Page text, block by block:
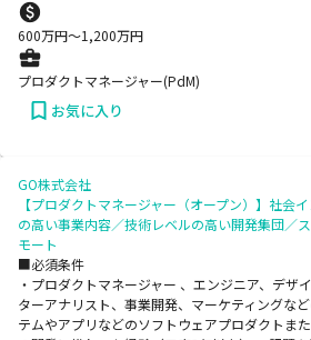
600万円〜1,200万円
プロダクトマネージャー(PdM)
お気に入り
GO株式会社
【プロダクトマネージャー（オープン）】社会
の高い事業内容／技術レベルの高い開発集団／
モート
■必須条件
・プロダクトマネージャー 、エンジニア、デザ
ターアナリスト、事業開発、マーケティングな
テムやアプリなどのソフトウェアプロダクトま